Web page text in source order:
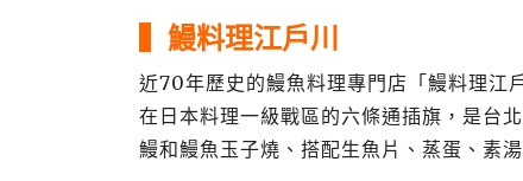
▍鰻料理江戶川
近70年歷史的鰻魚料理專門店「鰻料理
在日本料理一級戰區的六條通插旗，是台
鰻和鰻魚玉子燒、搭配生魚片、蒸蛋、素